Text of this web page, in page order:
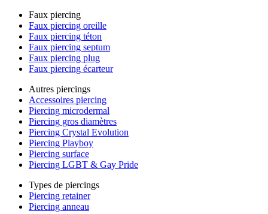
Faux piercing
Faux piercing oreille
Faux piercing téton
Faux piercing septum
Faux piercing plug
Faux piercing écarteur
Autres piercings
Accessoires piercing
Piercing microdermal
Piercing gros diamètres
Piercing Crystal Evolution
Piercing Playboy
Piercing surface
Piercing LGBT & Gay Pride
Types de piercings
Piercing retainer
Piercing anneau